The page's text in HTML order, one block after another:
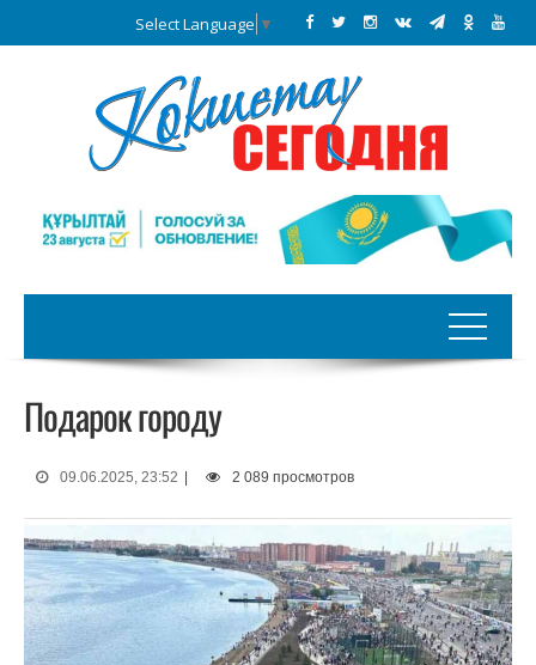
Select Language ▼
Подарок городу
09.06.2025, 23:52 2 089 просмотров